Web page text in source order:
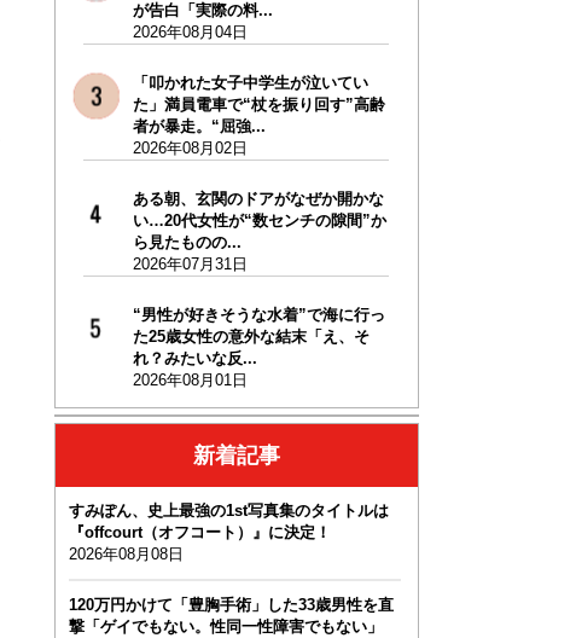
が告白「実際の料...
2026年08月04日
「叩かれた女子中学生が泣いてい
た」満員電車で“杖を振り回す”高齢
者が暴走。“屈強...
2026年08月02日
ある朝、玄関のドアがなぜか開かな
い…20代女性が“数センチの隙間”か
ら見たものの...
2026年07月31日
“男性が好きそうな水着”で海に行っ
た25歳女性の意外な結末「え、そ
れ？みたいな反...
2026年08月01日
新着記事
すみぽん、史上最強の1st写真集のタイトルは
『offcourt（オフコート）』に決定！
2026年08月08日
120万円かけて「豊胸手術」した33歳男性を直
撃「ゲイでもない。性同一性障害でもない」